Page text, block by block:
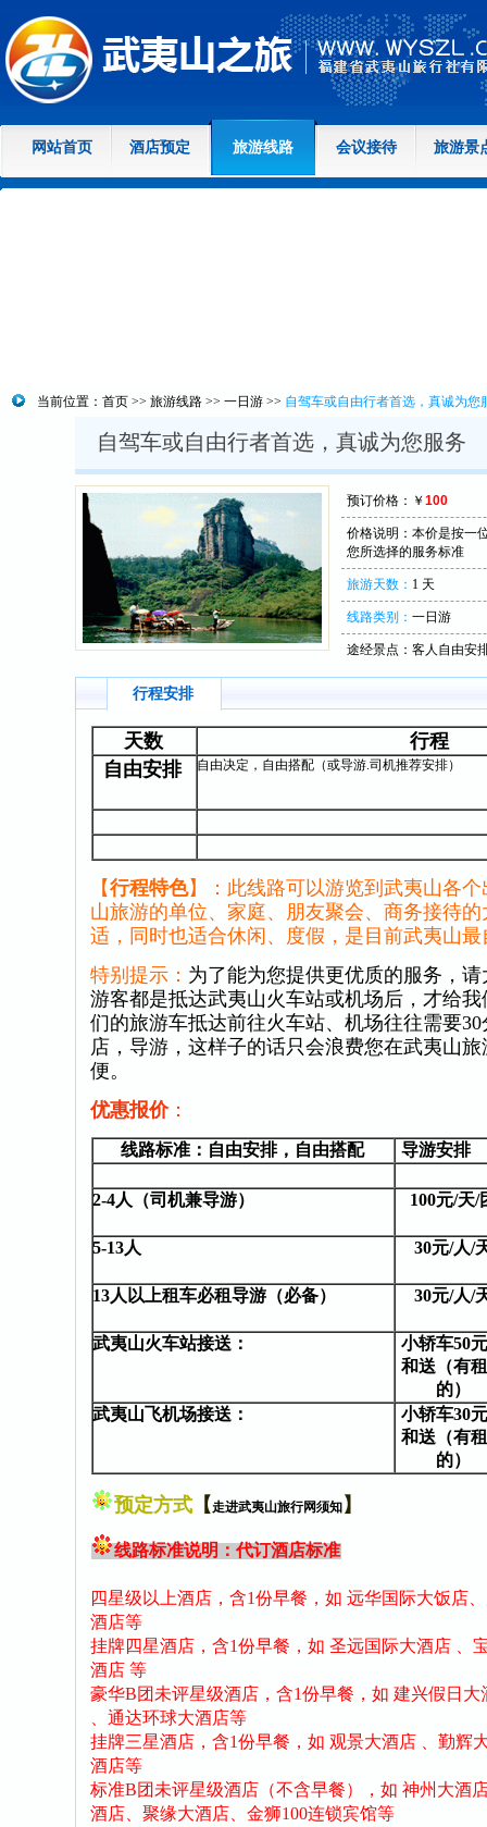
网站首页 酒店预定 旅游线路 会议接待 旅游景
当前位置： 首页 >> 旅游线路 >> 一日游 >> 自驾车或自由行者首选，真诚为您
自驾车或自由行者首选，真诚为您服务
预订价格：￥100
价格说明：本价是按一
您所选择的服务标准
旅游天数： 1 天
线路类别：一日游
途经景点：客人自由安
行程安排
天数
行程
自由安排
自由决定，自由搭配（或导游.司机推荐安排）
【行程特色】： 此线路可以游览到武夷山各
山旅游的单位、家庭、朋友聚会、商务接待
适，同时也适合休闲、度假，是目前武夷山
特别提示： 为了能为您提供更优质的服务，
游客都是抵达武夷山火车站或机场后，才给
们的旅游车抵达前往火车站、机场往往需要
店，导游，这样子的话只会浪费您在武夷山
便。
优惠报价：
线路标准：自由安排，自由搭配 导游安排
2-4人（司机兼导游） 100元/天/
5-13人 30元/人/
13人以上租车必租导游（必备） 30元/人/
武夷山火车站接送：
小轿车50
和送（有
的）
武夷山飞机场接送：
小轿车30
和送（有
的）
预定方式 【走进武夷山旅行网须知 】
线路标准说明：代订酒店标准
四星级以上酒店，含1份早餐，如 远华国际大饭店
酒店等
挂牌四星酒店，含1份早餐，如 圣远国际大酒店 、
酒店 等
豪华B团未评星级酒店，含1份早餐，如 建兴假日
、通达环球大酒店等
挂牌三星酒店，含1份早餐，如 观景大酒店 、勤辉
酒店等
标准B团未评星级酒店（不含早餐），如 神州大酒
酒店、聚缘大酒店、金狮100连锁宾馆等